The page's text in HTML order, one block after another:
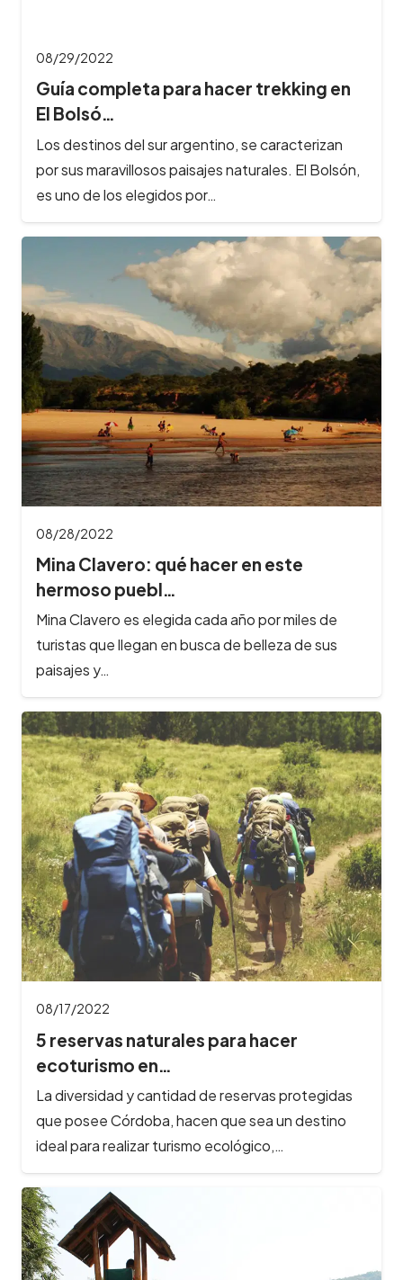
08/29/2022
Guía completa para hacer trekking en
El Bolsó…
Los destinos del sur argentino, se caracterizan
por sus maravillosos paisajes naturales. El Bolsón,
es uno de los elegidos por…
08/28/2022
Mina Clavero: qué hacer en este
hermoso puebl…
Mina Clavero es elegida cada año por miles de
turistas que llegan en busca de belleza de sus
paisajes y…
08/17/2022
5 reservas naturales para hacer
ecoturismo en…
La diversidad y cantidad de reservas protegidas
que posee Córdoba, hacen que sea un destino
ideal para realizar turismo ecológico,…